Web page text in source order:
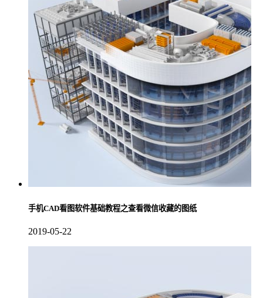
手机CAD看图软件基础教程之查看微信收藏的图纸
2019-05-22